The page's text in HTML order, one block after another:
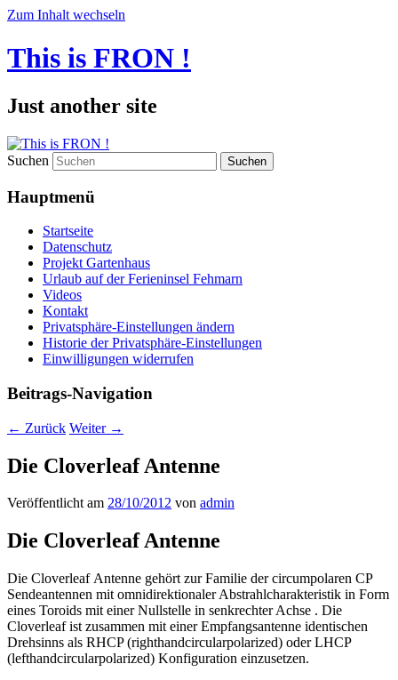
Zum Inhalt wechseln
This is FRON !
Just another site
Suchen
Hauptmenü
Startseite
Datenschutz
Projekt Gartenhaus
Urlaub auf der Ferieninsel Fehmarn
Videos
Kontakt
Privatsphäre-Einstellungen ändern
Historie der Privatsphäre-Einstellungen
Einwilligungen widerrufen
Beitrags-Navigation
← Zurück Weiter →
Die Cloverleaf Antenne
Veröffentlicht am 28/10/2012 von admin
Die Cloverleaf Antenne
Die Cloverleaf Antenne gehört zur Familie der circumpolaren CP
Sendeantennen mit omnidirektionaler Abstrahlcharakteristik in Form
eines Toroids mit einer Nullstelle in senkrechter Achse . Die
Cloverleaf ist zusammen mit einer Empfangsantenne identischen
Drehsinns als RHCP (righthandcircularpolarized) oder LHCP
(lefthandcircularpolarized) Konfiguration einzusetzen.